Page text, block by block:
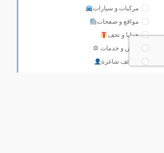
مركبات و سيارات
مواقع و صفحات
هدايا و تحف
ورش و خدمات ⚙
وظائف شاغرة